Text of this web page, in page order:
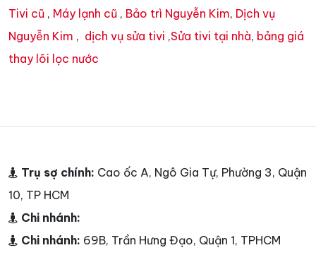
Tivi cũ , Máy lạnh cũ , Bảo trì Nguyễn Kim, Dịch vụ
Nguyễn Kim , dịch vụ sửa tivi ,Sửa tivi tại nhà, bảng giá
thay lõi lọc nước
Trụ sợ chính: Cao ốc A, Ngô Gia Tự, Phường 3, Quận
10, TP HCM
Chi nhánh:
Chi nhánh: 69B, Trần Hưng Đạo, Quận 1, TPHCM